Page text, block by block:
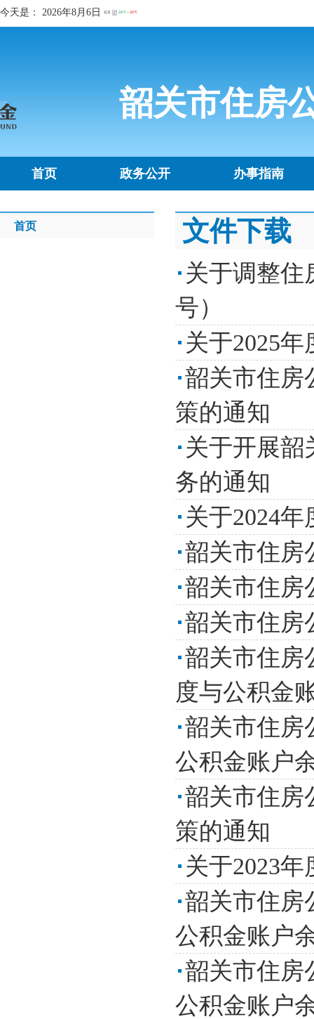
今天是： 2026年8月6日
韶关市住房
首页 政务公开 办事指南
首页 文件下载
关于调整住
号）
关于2025
韶关市住房
策的通知
关于开展韶
务的通知
关于2024
韶关市住房
韶关市住房
韶关市住房
韶关市住房
度与公积金
韶关市住房
公积金账户
韶关市住房
策的通知
关于2023
韶关市住房
公积金账户
韶关市住房
公积金账户